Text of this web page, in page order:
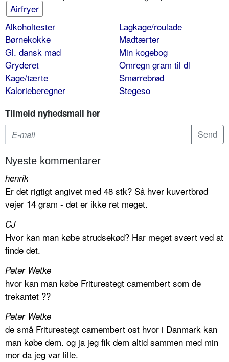
Airfryer
Alkoholtester
Børnekokke
Gl. dansk mad
Gryderet
Kage/tærte
Kalorieberegner
Lagkage/roulade
Madtærter
Min kogebog
Omregn gram til dl
Smørrebrød
Stegeso
Tilmeld nyhedsmail her
Nyeste kommentarer
henrik
Er det rigtigt angivet med 48 stk? Så hver kuvertbrød
vejer 14 gram - det er ikke ret meget.
CJ
Hvor kan man købe strudsekød? Har meget svært ved at
finde det.
Peter Wetke
hvor kan man købe Friturestegt camembert som de
trekantet ??
Peter Wetke
de små Friturestegt camembert ost hvor i Danmark kan
man købe dem. og ja jeg fik dem altid sammen med min
mor da jeg var lille.